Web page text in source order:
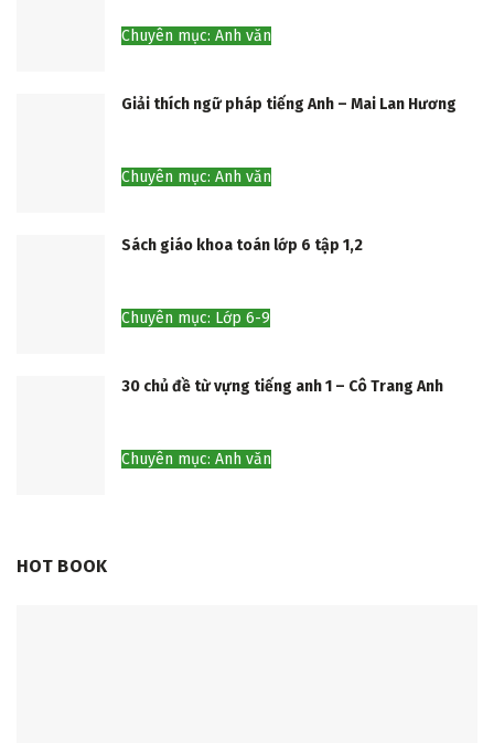
Chuyên mục: Anh văn
Giải thích ngữ pháp tiếng Anh – Mai Lan Hương
Chuyên mục: Anh văn
Sách giáo khoa toán lớp 6 tập 1,2
Chuyên mục: Lớp 6-9
30 chủ đề từ vựng tiếng anh 1 – Cô Trang Anh
Chuyên mục: Anh văn
HOT BOOK